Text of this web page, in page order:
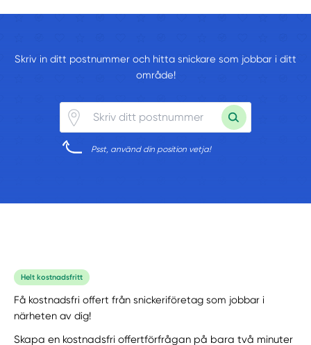
Skriv in ditt postnummer och hitta snickare som jobbar i ditt
område!
Psst, använd din position vetja!
Helt kostnadsfritt
Få kostnadsfri offert från snickeriföretag som jobbar i
närheten av dig!
Skapa en kostnadsfri offertförfrågan på bara två minuter